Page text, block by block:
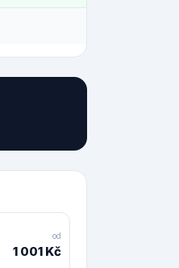
od
1 001 Kč